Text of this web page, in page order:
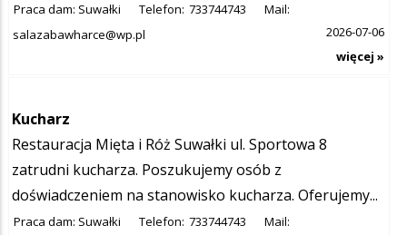
Praca dam: Suwałki Telefon: 733744743
Mail:
salazabawharce@wp.pl
2026-07-06
więcej »
Kucharz
Restauracja Mięta i Róż Suwałki ul. Sportowa 8
zatrudni kucharza. Poszukujemy osób z
doświadczeniem na stanowisko kucharza. Oferujemy...
Praca dam: Suwałki Telefon: 733744743
Mail: